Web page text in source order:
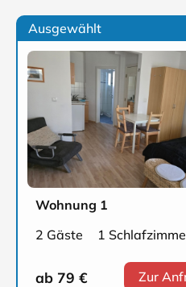
Ausgewählt
Wohnung 1
2 Gäste
1
ab 79 € Zur